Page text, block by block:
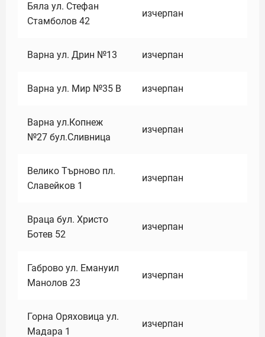
Бяла ул. Стефан
Стамболов 42
изчерпан
Варна ул. Дрин №13 изчерпан
Варна ул. Мир №35 В изчерпан
Варна ул.Копнеж
№27 бул.Сливница
изчерпан
Велико Търново пл.
Славейков 1
изчерпан
Враца бул. Христо
Ботев 52
изчерпан
Габрово ул. Емануил
Манолов 23
изчерпан
Горна Оряховица ул.
Мадара 1
изчерпан